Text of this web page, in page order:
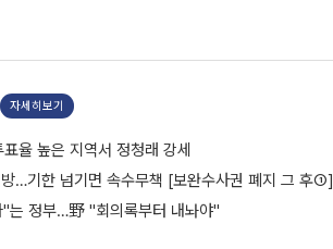
자세히보기
율 높은 지역서 정청래 강세
…기한 넘기면 속수무책 [보완수사권 폐지 그 후①]
는 정부…野 "회의록부터 내놔야"